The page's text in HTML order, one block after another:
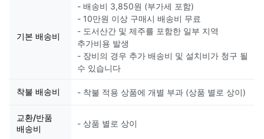
기본 배송비
- 배송비 3,850원 (부가세 포함)
- 10만원 이상 구매시 배송비 무료
- 도서산간 및 제주를 포함한 일부 지역
추가비용 발생
- 장비의 경우 추가 배송비 및 설치비가 청구 될
수 있습니다
착불 배송비 - 착불 적용 상품에 개별 부과 (상품 별로 상이)
교환/반품
배송비
- 상품 별로 상이